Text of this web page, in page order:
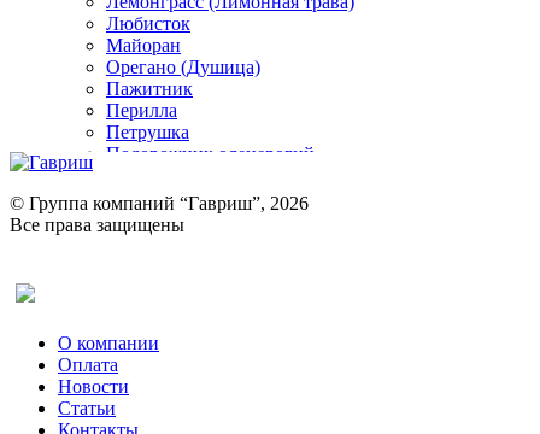
Любисток
Майоран
Орегано (Душица)
Пажитник
Перилла
Петрушка
Подорожник оленерогий
Ревень
Рукола
Рута
Тмин
Трава для чая
Туласи
Укроп
© Группа компаний “Гавриш”, 2026
Все права защищены
О компании
Оплата
Новости
Статьи